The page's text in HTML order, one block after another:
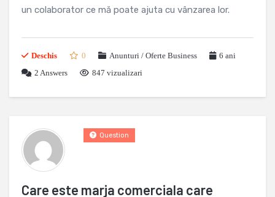
un colaborator ce mă poate ajuta cu vânzarea lor.
Deschis 0 Anunturi / Oferte Business
6 ani
2 Answers 847 vizualizari
Care este marja comerciala care
Question